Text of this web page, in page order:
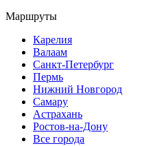
Маршруты
Карелия
Валаам
Санкт-Петербург
Пермь
Нижний Новгород
Самару
Астрахань
Ростов-на-Дону
Все города